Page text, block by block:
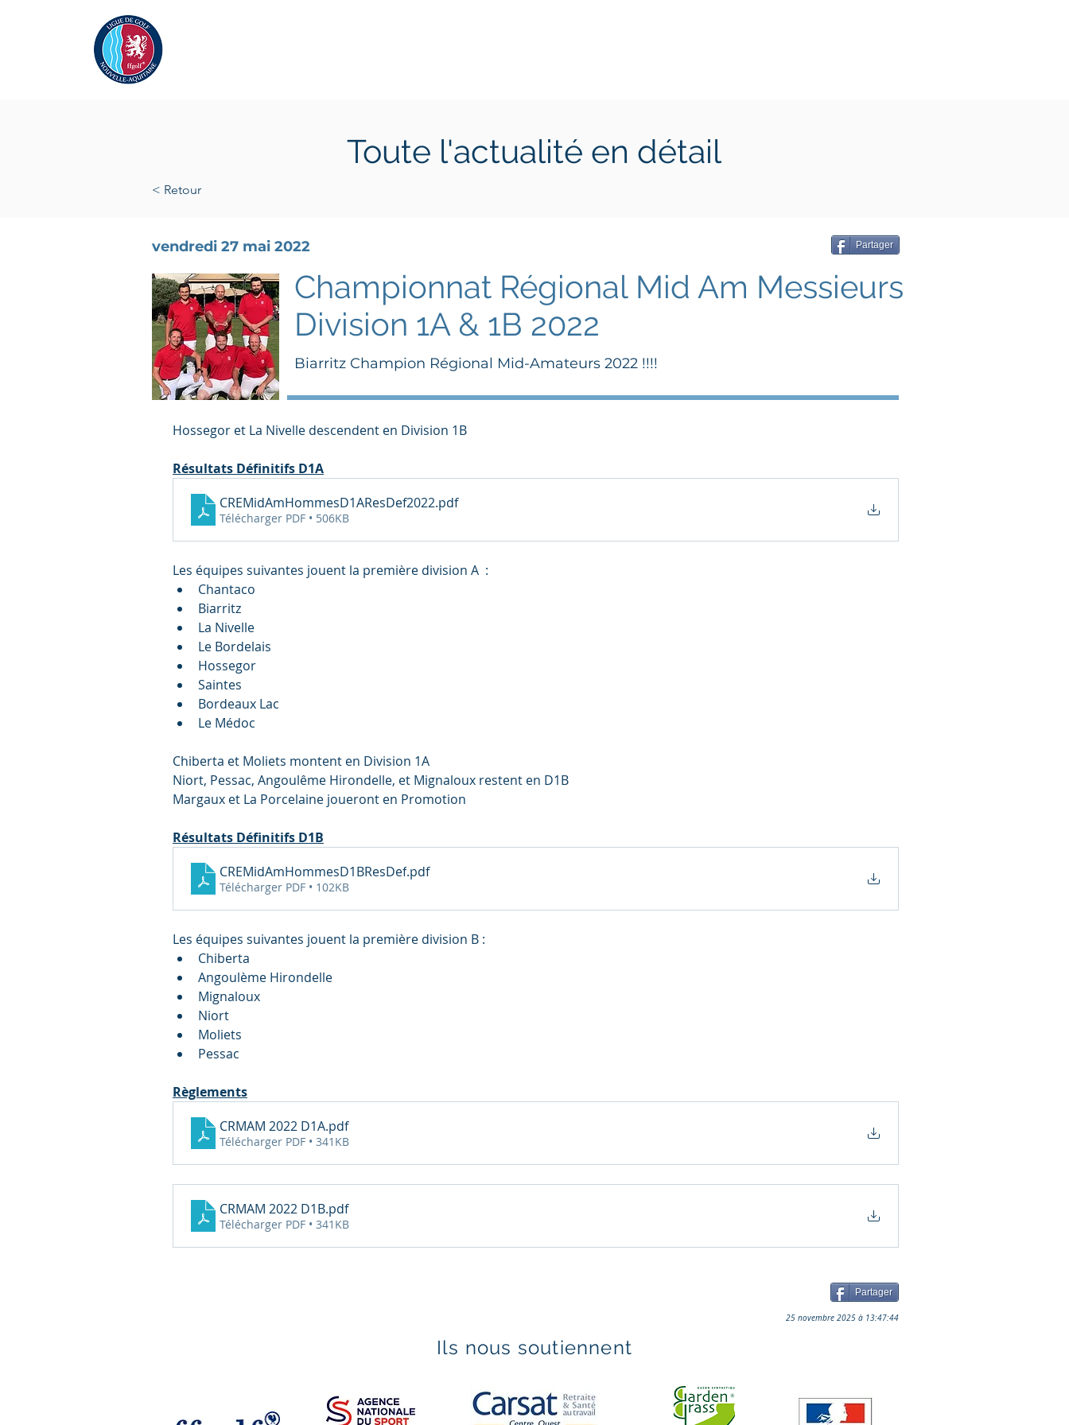
Toute l'actualité en détail
< Retour
vendredi 27 mai 2022 Partager
Championnat Régional Mid Am Messieurs
Division 1A & 1B 2022
Biarritz Champion Régional Mid-Amateurs 2022 !!!!
Hossegor et La Nivelle descendent en Division 1B
Résultats Définitifs D1A
CREMidAmHommesD1AResDef2022.pdf
Télécharger PDF • 506KB
Les équipes suivantes jouent la première division A  :
Chantaco
Biarritz
La Nivelle
Le Bordelais
Hossegor
Saintes
Bordeaux Lac
Le Médoc
Chiberta et Moliets montent en Division 1A
Niort, Pessac, Angoulême Hirondelle, et Mignaloux restent en D1B
Margaux et La Porcelaine joueront en Promotion
Résultats Définitifs D1B
CREMidAmHommesD1BResDef.pdf
Télécharger PDF • 102KB
Les équipes suivantes jouent la première division B :
Chiberta
Angoulème Hirondelle
Mignaloux
Niort
Moliets
Pessac
Règlements
CRMAM 2022 D1A.pdf
Télécharger PDF • 341KB
CRMAM 2022 D1B.pdf
Télécharger PDF • 341KB
Partager
25 novembre 2025 à 13:47:44
Ils nous soutiennent